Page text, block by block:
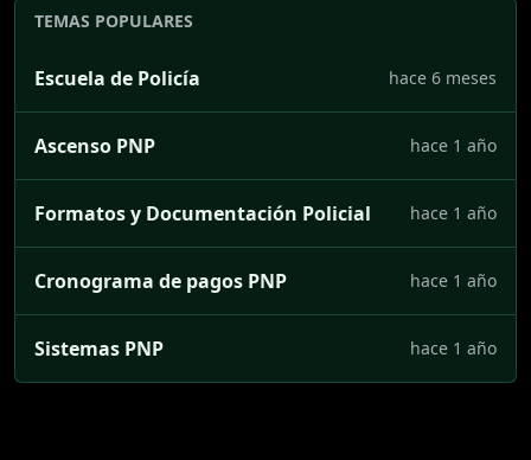
TEMAS POPULARES
Escuela de Policía hace 6 meses
Ascenso PNP hace 1 año
Formatos y Documentación Policial hace 1 año
Cronograma de pagos PNP hace 1 año
Sistemas PNP hace 1 año